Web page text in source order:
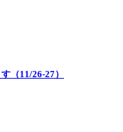
（11/26-27）